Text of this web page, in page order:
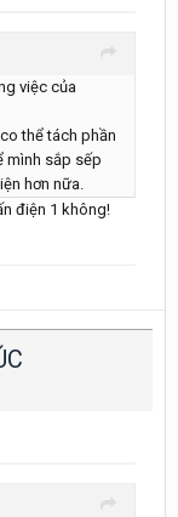
việc của
thể tách phần
mình sắp sếp
hơn nữa.
điện 1 không!